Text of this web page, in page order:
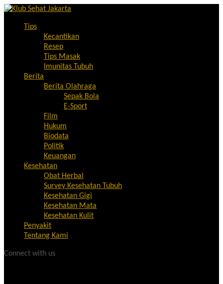
Tips
Kecantikan
Resep
Tips Masak
Imunitas Tubuh
Berita
Berita Olahraga
Sepak Bola
E-Sport
Film
Hukum
Biodata
Politik
Keuangan
Kesehatan
Obat Herbal
Survey Kesehatan Tubuh
Kesehatan Gigi
Kesehatan Mata
Kesehatan Kulit
Penyakit
Tentang Kami
Connect with us